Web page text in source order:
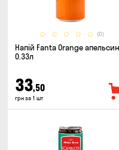
(0)
Напій Fanta Orange апельсин
0.33л
33,50
грн за 1 шт